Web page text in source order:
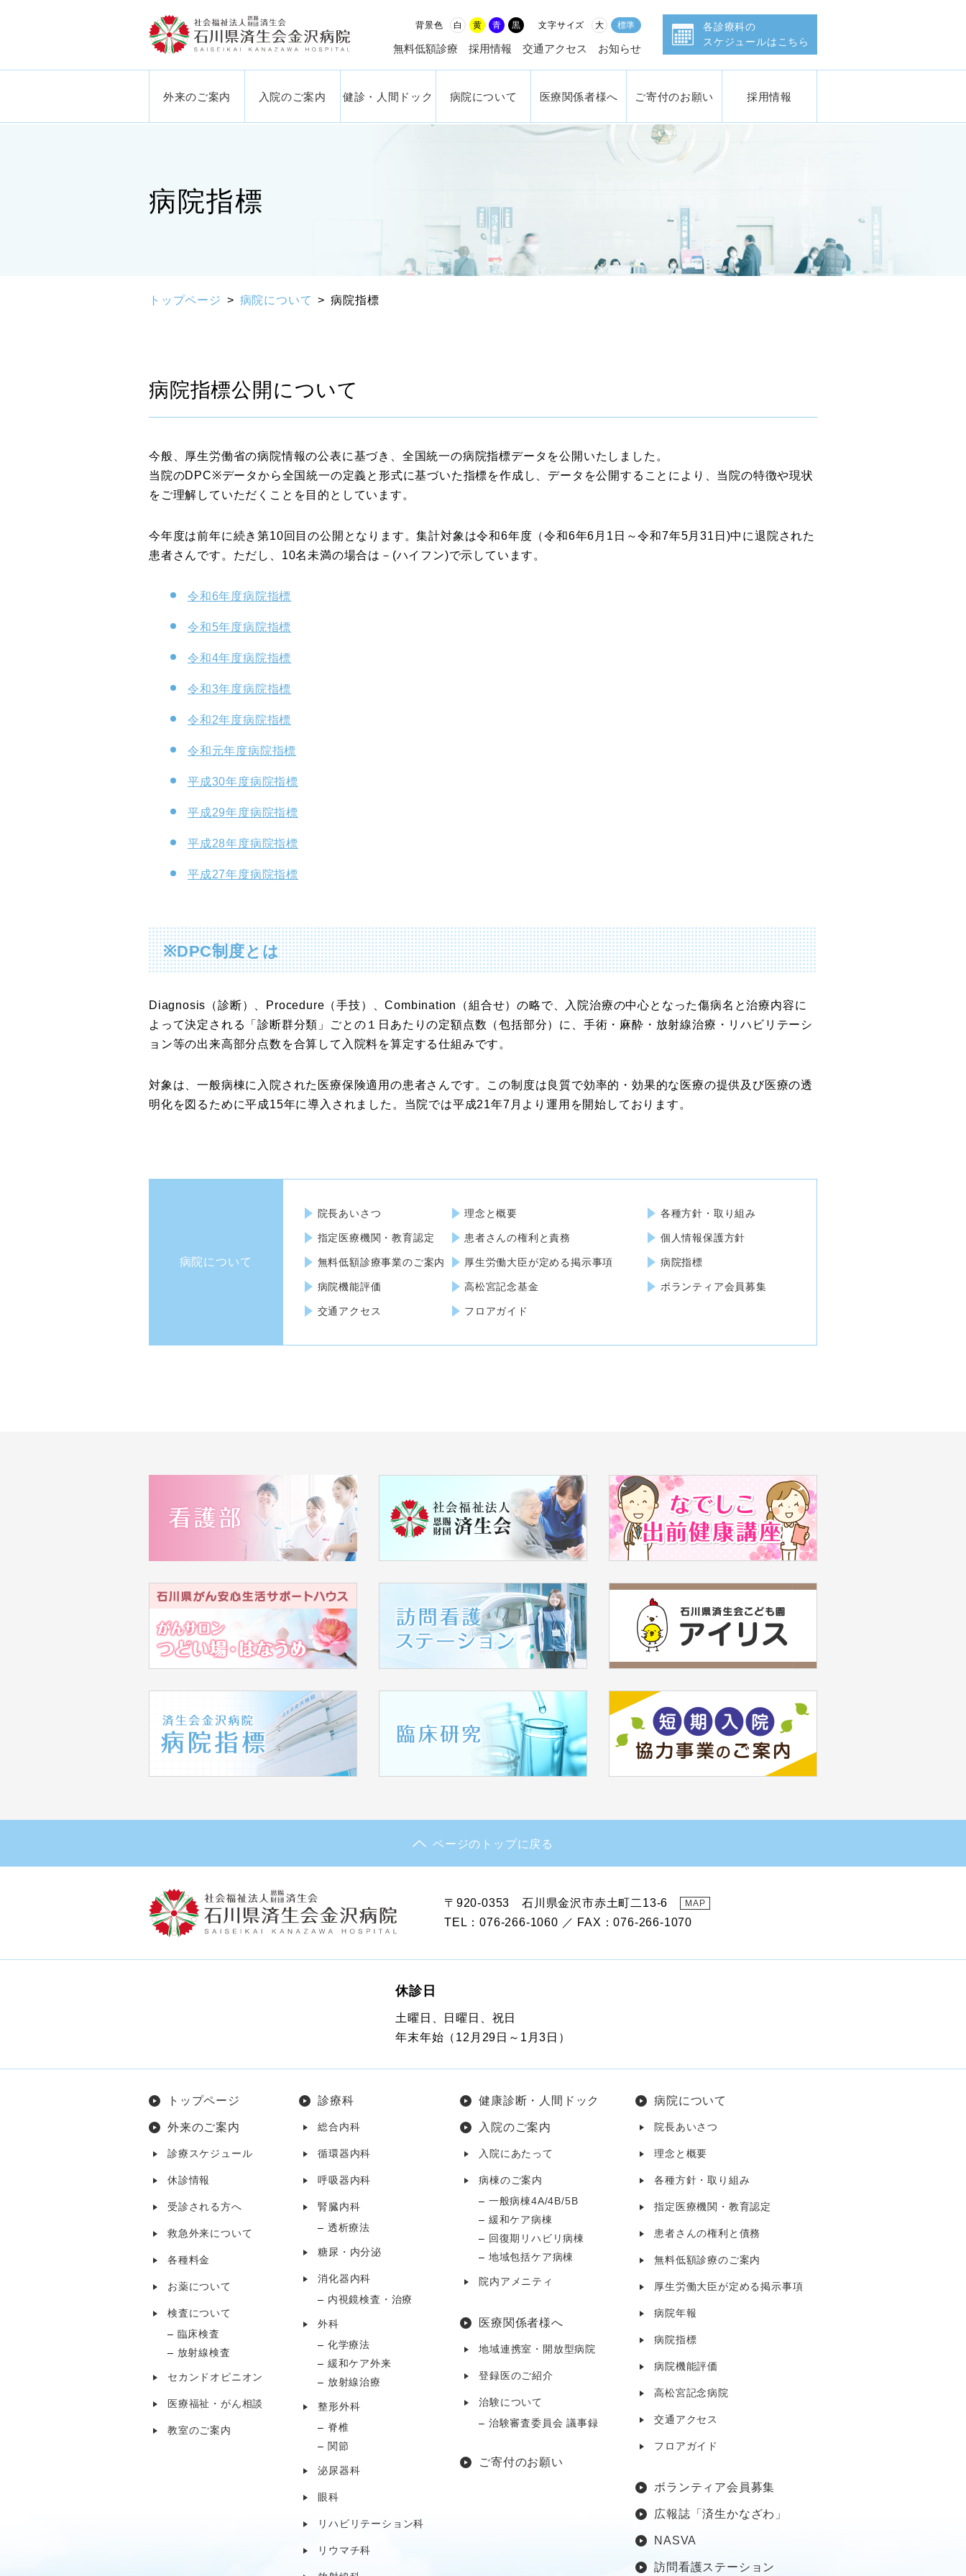
社会福祉法人 恩賜財団済生会 石川県済生会金沢病院
背景色 白 黄 青 黒 文字サイズ 大 標準
無料低額診療 採用情報 交通アクセス お知らせ
各診療科の
スケジュールはこちら
外来のご案内 入院のご案内 健診・人間ドック 病院について 医療関係者様へ ご寄付のお願い 採用情報
病院指標
トップページ 病院について 病院指標
病院指標公開について
今般、厚生労働省の病院情報の公表に基づき、全国統一の病院指標データを公開いたしました。
当院のDPC※データから全国統一の定義と形式に基づいた指標を作成し、データを公開することにより、当院の特徴や現状
をご理解していただくことを目的としています。
今年度は前年に続き第10回目の公開となります。集計対象は令和6年度（令和6年6月1日～令和7年5月31日)中に退院された
患者さんです。ただし、10名未満の場合は－(ハイフン)で示しています。
令和6年度病院指標
令和5年度病院指標
令和4年度病院指標
令和3年度病院指標
令和2年度病院指標
令和元年度病院指標
平成30年度病院指標
平成29年度病院指標
平成28年度病院指標
平成27年度病院指標
※DPC制度とは
Diagnosis（診断）、Procedure（手技）、Combination（組合せ）の略で、入院治療の中心となった傷病名と治療内容に
よって決定される「診断群分類」ごとの１日あたりの定額点数（包括部分）に、手術・麻酔・放射線治療・リハビリテーシ
ョン等の出来高部分点数を合算して入院料を算定する仕組みです。
対象は、一般病棟に入院された医療保険適用の患者さんです。この制度は良質で効率的・効果的な医療の提供及び医療の透
明化を図るために平成15年に導入されました。当院では平成21年7月より運用を開始しております。
病院について
院長あいさつ 理念と概要 各種方針・取り組み
指定医療機関・教育認定 患者さんの権利と責務 個人情報保護方針
無料低額診療事業のご案内 厚生労働大臣が定める掲示事項 病院指標
病院機能評価 高松宮記念基金 ボランティア会員募集
交通アクセス フロアガイド
ページのトップに戻る
〒920-0353 石川県金沢市赤土町二13-6 MAP
TEL：076-266-1060 ／ FAX：076-266-1070
休診日
土曜日、日曜日、祝日
年末年始（12月29日～1月3日）
トップページ
外来のご案内
診療スケジュール
休診情報
受診される方へ
救急外来について
各種料金
お薬について
検査について
臨床検査
放射線検査
セカンドオピニオン
医療福祉・がん相談
教室のご案内
診療科
総合内科
循環器内科
呼吸器内科
腎臓内科
透析療法
糖尿・内分泌
消化器内科
内視鏡検査・治療
外科
化学療法
緩和ケア外来
放射線治療
整形外科
脊椎
関節
泌尿器科
眼科
リハビリテーション科
リウマチ科
健康診断・人間ドック
入院のご案内
入院にあたって
病棟のご案内
一般病棟4A/4B/5B
緩和ケア病棟
回復期リハビリ病棟
地域包括ケア病棟
院内アメニティ
医療関係者様へ
地域連携室・開放型病院
登録医のご紹介
治験について
治験審査委員会 議事録
ご寄付のお願い
病院について
院長あいさつ
理念と概要
各種方針・取り組み
指定医療機関・教育認定
患者さんの権利と債務
無料低額診療のご案内
厚生労働大臣が定める掲示事項
病院年報
病院指標
病院機能評価
高松宮記念病院
交通アクセス
フロアガイド
ボランティア会員募集
広報誌「済生かなざわ」
NASVA
訪問看護ステーション